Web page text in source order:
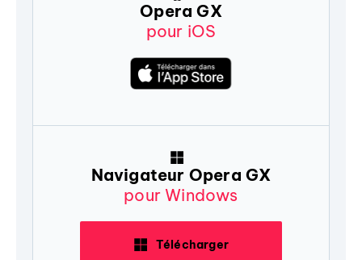
Opera GX
pour iOS
Navigateur Opera GX
pour Windows
Télécharger